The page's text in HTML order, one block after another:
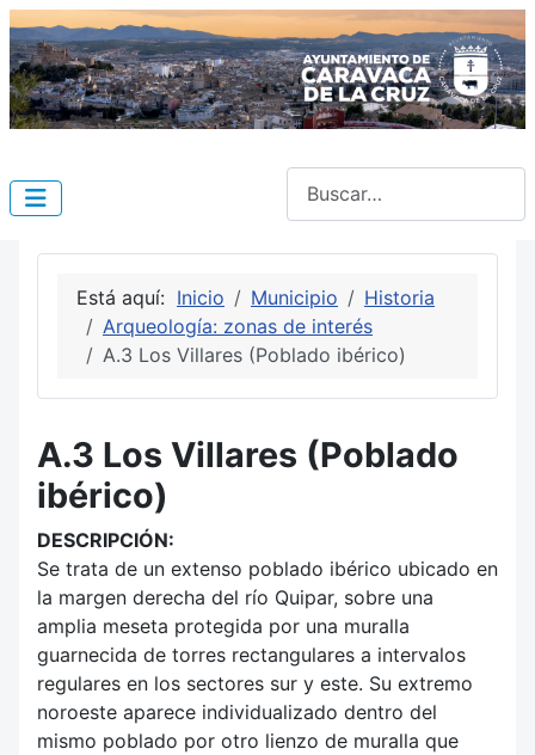
Está aquí: Inicio Municipio
Historia
Arqueología: zonas de interés
A.3 Los Villares (Poblado ibérico)
A.3 Los Villares (Poblado
ibérico)
DESCRIPCIÓN:
Se trata de un extenso poblado ibérico ubicado en
la margen derecha del río Quipar, sobre una
amplia meseta protegida por una muralla
guarnecida de torres rectangulares a intervalos
regulares en los sectores sur y este. Su extremo
noroeste aparece individualizado dentro del
mismo poblado por otro lienzo de muralla que